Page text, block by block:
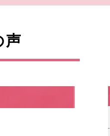
声